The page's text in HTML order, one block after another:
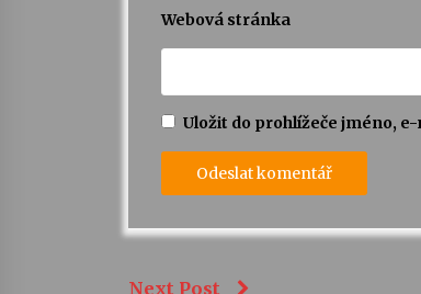
Webová stránka
Uložit do prohlížeče jméno,
Next Post